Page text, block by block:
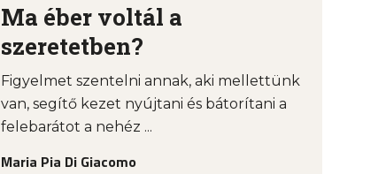
Ma éber voltál a
szeretetben?
Figyelmet szentelni annak, aki mellettünk
van, segítő kezet nyújtani és bátorítani a
felebarátot a nehéz ...
Maria Pia Di Giacomo